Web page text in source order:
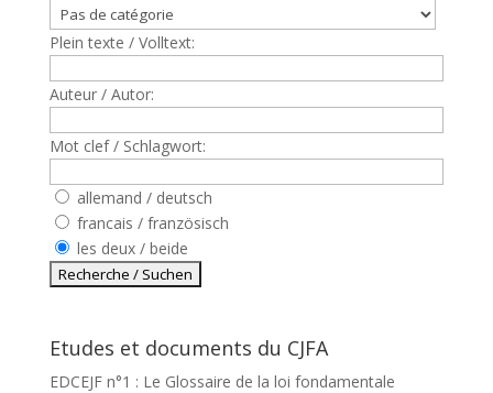
Plein texte / Volltext:
Auteur / Autor:
Mot clef / Schlagwort:
allemand / deutsch
francais / französisch
les deux / beide
Etudes et documents du CJFA
EDCEJF n°1 : Le Glossaire de la loi fondamentale